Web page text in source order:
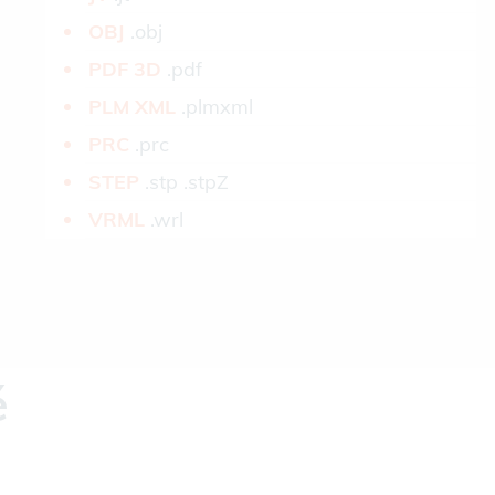
.obj
.pdf
.plmxml
.prc
.stp .stpZ
.wrl